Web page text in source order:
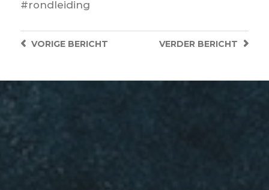
rondleiding
VERDER BERICHT
VORIGEBERICHT